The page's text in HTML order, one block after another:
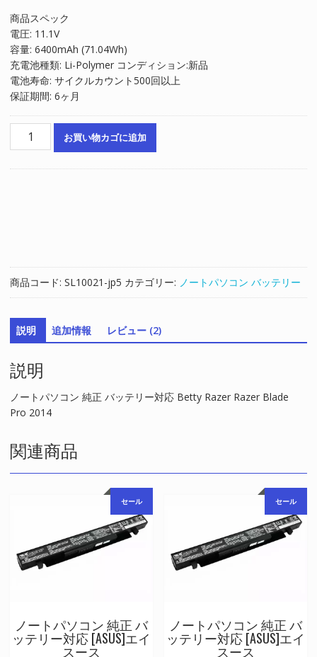
価
格
は
¥16,520
で
し
た。
格
は
¥11,080
す。
商品スペック
電圧: 11.1V
容量: 6400mAh (71.04Wh)
充電池種類: Li-Polymer コンディション:新品
電池寿命: サイクルカウント500回以上
保証期間: 6ヶ月
バ
ッ
テ
リ
ー
応
Betty
Razer
Razer
Pro
2014
個
お買い物カゴに追加
商品コード: SL10021-jp5 カテゴリー: ノートパソコン バッテリー
説明 追加情報 レビュー (2)
説明
ノートパソコン 純正 バッテリー対応 Betty Razer Razer Blade
Pro 2014
関連商品
セール
ノートパソコン 純正 バ
ッテリー対応 [ASUS]エイ
スース
セール
ノートパソコン 純正 バ
ッテリー対応 [ASUS]エイ
スース